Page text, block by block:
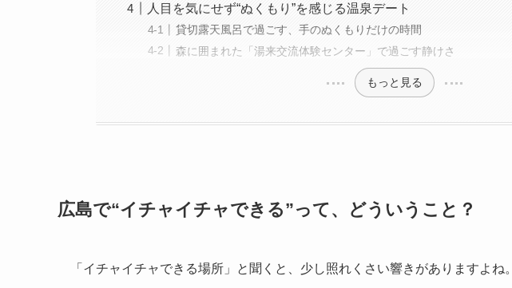
人目を気にせず“ぬくもり”を感じる温泉デート
貸切露天風呂で過ごす、手のぬくもりだけの時間
森に囲まれた「湯来交流体験センター」で過ごす静けさ
もっと見る
広島で“イチャイチャできる”って、どういうこと？
「イチャイチャできる場所」と聞くと、少し照れくさい響きがありますよね。